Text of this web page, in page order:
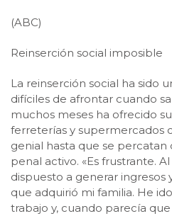
(ABC)
Reinserción social imposible
La reinserción social ha sido
difíciles de afrontar cuando
muchos meses ha ofrecido
ferreterías y supermercados
genial hasta que se
penal activo. «Es frustrante.
dispuesto a generar ingresos
que adquirió mi familia. He
trabajo y, cuando parecía